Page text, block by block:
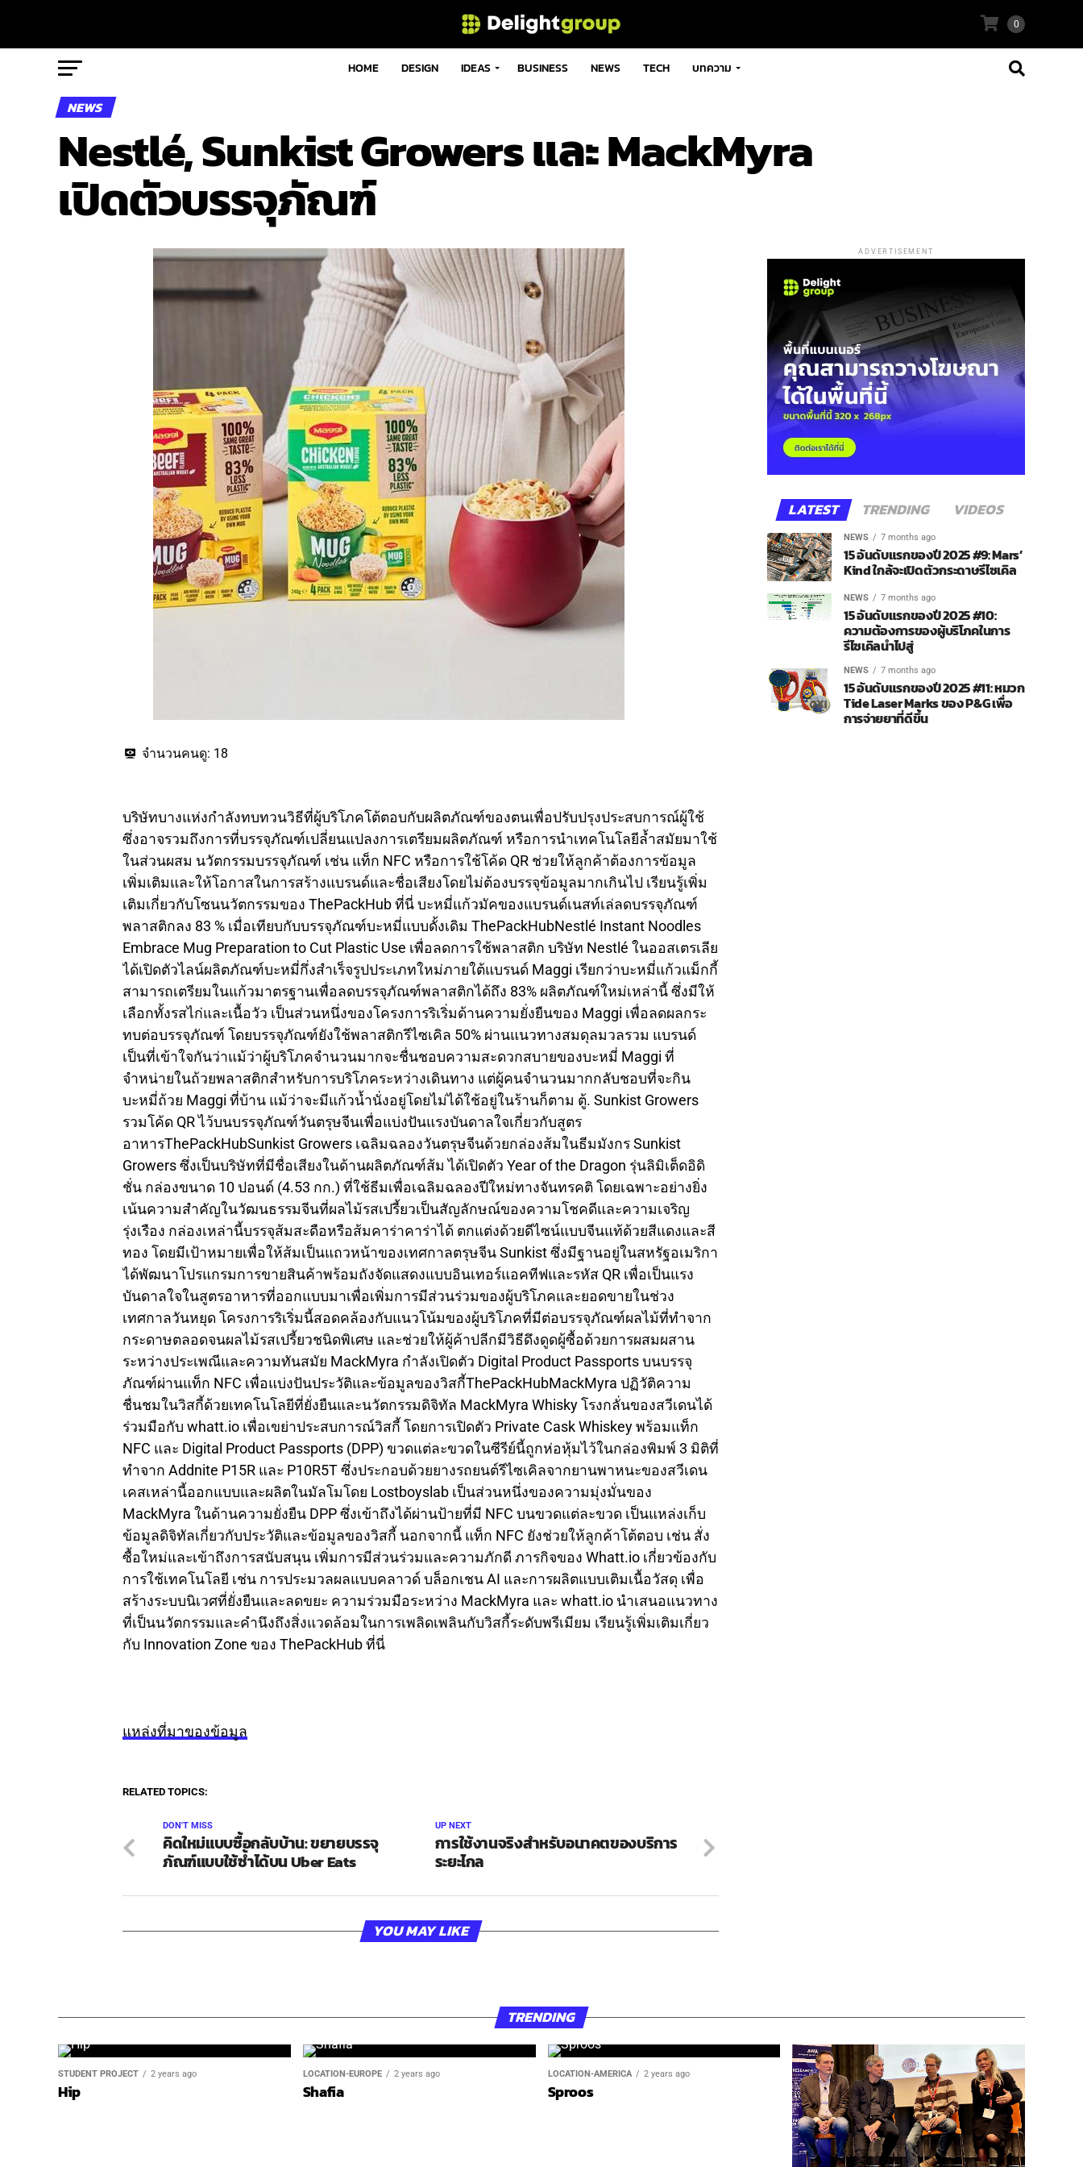
0
HOME DESIGN IDEAS BUSINESS NEWS TECH บทความ
NEWS
Nestlé, Sunkist Growers และ MackMyra
เปิดตัวบรรจุภัณฑ์
จำนวนคนดู: 18
บริษัทบางแห่งกำลังทบทวนวิธีที่ผู้บริโภคโต้ตอบกับผลิตภัณฑ์ของตนเพื่อปรับปรุงประสบการณ์ผู้ใช้
ซึ่งอาจรวมถึงการที่บรรจุภัณฑ์เปลี่ยนแปลงการเตรียมผลิตภัณฑ์ หรือการนำเทคโนโลยีล้ำสมัยมาใช้
ในส่วนผสม นวัตกรรมบรรจุภัณฑ์ เช่น แท็ก NFC หรือการใช้โค้ด QR ช่วยให้ลูกค้าต้องการข้อมูล
เพิ่มเติมและให้โอกาสในการสร้างแบรนด์และชื่อเสียงโดยไม่ต้องบรรจุข้อมูลมากเกินไป เรียนรู้เพิ่ม
เติมเกี่ยวกับโซนนวัตกรรมของ ThePackHub ที่นี่ บะหมี่แก้วมัคของแบรนด์เนสท์เล่ลดบรรจุภัณฑ์
พลาสติกลง 83 % เมื่อเทียบกับบรรจุภัณฑ์บะหมี่แบบดั้งเดิม ThePackHubNestlé Instant Noodles
Embrace Mug Preparation to Cut Plastic Use เพื่อลดการใช้พลาสติก บริษัท Nestlé ในออสเตรเลีย
ได้เปิดตัวไลน์ผลิตภัณฑ์บะหมี่กึ่งสำเร็จรูปประเภทใหม่ภายใต้แบรนด์ Maggi เรียกว่าบะหมี่แก้วแม็กกี้
สามารถเตรียมในแก้วมาตรฐานเพื่อลดบรรจุภัณฑ์พลาสติกได้ถึง 83% ผลิตภัณฑ์ใหม่เหล่านี้ ซึ่งมีให้
เลือกทั้งรสไก่และเนื้อวัว เป็นส่วนหนึ่งของโครงการริเริ่มด้านความยั่งยืนของ Maggi เพื่อลดผลกระ
ทบต่อบรรจุภัณฑ์ โดยบรรจุภัณฑ์ยังใช้พลาสติกรีไซเคิล 50% ผ่านแนวทางสมดุลมวลรวม แบรนด์
เป็นที่เข้าใจกันว่าแม้ว่าผู้บริโภคจำนวนมากจะชื่นชอบความสะดวกสบายของบะหมี่ Maggi ที่
จำหน่ายในถ้วยพลาสติกสำหรับการบริโภคระหว่างเดินทาง แต่ผู้คนจำนวนมากกลับชอบที่จะกิน
บะหมี่ถ้วย Maggi ที่บ้าน แม้ว่าจะมีแก้วน้ำนั่งอยู่โดยไม่ได้ใช้อยู่ในร้านก็ตาม ตู้. Sunkist Growers
รวมโค้ด QR ไว้บนบรรจุภัณฑ์วันตรุษจีนเพื่อแบ่งปันแรงบันดาลใจเกี่ยวกับสูตร
อาหารThePackHubSunkist Growers เฉลิมฉลองวันตรุษจีนด้วยกล่องส้มในธีมมังกร Sunkist
Growers ซึ่งเป็นบริษัทที่มีชื่อเสียงในด้านผลิตภัณฑ์ส้ม ได้เปิดตัว Year of the Dragon รุ่นลิมิเต็ดอิดิ
ชั่น กล่องขนาด 10 ปอนด์ (4.53 กก.) ที่ใช้ธีมเพื่อเฉลิมฉลองปีใหม่ทางจันทรคติ โดยเฉพาะอย่างยิ่ง
เน้นความสำคัญในวัฒนธรรมจีนที่ผลไม้รสเปรี้ยวเป็นสัญลักษณ์ของความโชคดีและความเจริญ
รุ่งเรือง กล่องเหล่านี้บรรจุส้มสะดือหรือส้มคาร่าคาร่าได้ ตกแต่งด้วยดีไซน์แบบจีนแท้ด้วยสีแดงและสี
ทอง โดยมีเป้าหมายเพื่อให้ส้มเป็นแถวหน้าของเทศกาลตรุษจีน Sunkist ซึ่งมีฐานอยู่ในสหรัฐอเมริกา
ได้พัฒนาโปรแกรมการขายสินค้าพร้อมถังจัดแสดงแบบอินเทอร์แอคทีฟและรหัส QR เพื่อเป็นแรง
บันดาลใจในสูตรอาหารที่ออกแบบมาเพื่อเพิ่มการมีส่วนร่วมของผู้บริโภคและยอดขายในช่วง
เทศกาลวันหยุด โครงการริเริ่มนี้สอดคล้องกับแนวโน้มของผู้บริโภคที่มีต่อบรรจุภัณฑ์ผลไม้ที่ทำจาก
กระดาษตลอดจนผลไม้รสเปรี้ยวชนิดพิเศษ และช่วยให้ผู้ค้าปลีกมีวิธีดึงดูดผู้ซื้อด้วยการผสมผสาน
ระหว่างประเพณีและความทันสมัย MackMyra กำลังเปิดตัว Digital Product Passports บนบรรจุ
ภัณฑ์ผ่านแท็ก NFC เพื่อแบ่งปันประวัติและข้อมูลของวิสกี้ThePackHubMackMyra ปฏิวัติความ
ชื่นชมในวิสกี้ด้วยเทคโนโลยีที่ยั่งยืนและนวัตกรรมดิจิทัล MackMyra Whisky โรงกลั่นของสวีเดนได้
ร่วมมือกับ whatt.io เพื่อเขย่าประสบการณ์วิสกี้ โดยการเปิดตัว Private Cask Whiskey พร้อมแท็ก
NFC และ Digital Product Passports (DPP) ขวดแต่ละขวดในซีรีย์นี้ถูกห่อหุ้มไว้ในกล่องพิมพ์ 3 มิติที่
ทำจาก Addnite P15R และ P10R5T ซึ่งประกอบด้วยยางรถยนต์รีไซเคิลจากยานพาหนะของสวีเดน
เคสเหล่านี้ออกแบบและผลิตในมัลโมโดย Lostboyslab เป็นส่วนหนึ่งของความมุ่งมั่นของ
MackMyra ในด้านความยั่งยืน DPP ซึ่งเข้าถึงได้ผ่านป้ายที่มี NFC บนขวดแต่ละขวด เป็นแหล่งเก็บ
ข้อมูลดิจิทัลเกี่ยวกับประวัติและข้อมูลของวิสกี้ นอกจากนี้ แท็ก NFC ยังช่วยให้ลูกค้าโต้ตอบ เช่น สั่ง
ซื้อใหม่และเข้าถึงการสนับสนุน เพิ่มการมีส่วนร่วมและความภักดี ภารกิจของ Whatt.io เกี่ยวข้องกับ
การใช้เทคโนโลยี เช่น การประมวลผลแบบคลาวด์ บล็อกเชน AI และการผลิตแบบเติมเนื้อวัสดุ เพื่อ
สร้างระบบนิเวศที่ยั่งยืนและลดขยะ ความร่วมมือระหว่าง MackMyra และ whatt.io นำเสนอแนวทาง
ที่เป็นนวัตกรรมและคำนึงถึงสิ่งแวดล้อมในการเพลิดเพลินกับวิสกี้ระดับพรีเมียม เรียนรู้เพิ่มเติมเกี่ยว
กับ Innovation Zone ของ ThePackHub ที่นี่
แหล่งที่มาของข้อมูล
RELATED TOPICS:
UP NEXT
การใช้งานจริงสำหรับอนาคตของบริการ
ระยะไกล
DON'T MISS
คิดใหม่แบบซื้อกลับบ้าน: ขยายบรรจุ
ภัณฑ์แบบใช้ซ้ำได้บน Uber Eats
YOU MAY LIKE
ADVERTISEMENT
LATEST TRENDING VIDEOS
NEWS 7 months ago
15 อันดับแรกของปี 2025 #9: Mars’
Kind ใกล้จะเปิดตัวกระดาษรีไซเคิล
NEWS 7 months ago
15 อันดับแรกของปี 2025 #10:
ความต้องการของผู้บริโภคในการ
รีไซเคิลนำไปสู่
NEWS 7 months ago
15 อันดับแรกของปี 2025 #11: หมวก
Tide Laser Marks ของ P&G เพื่อ
การจ่ายยาที่ดีขึ้น
TRENDING
STUDENT PROJECT 2 years ago
Hip
LOCATION-EUROPE 2 years ago
Shafia
LOCATION-AMERICA 2 years ago
Sproos